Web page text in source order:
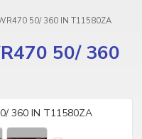
50/ 360 IN T11580ZA
50/ 360